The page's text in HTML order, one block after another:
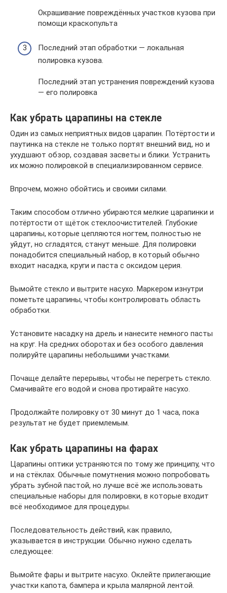
Окрашивание повреждённых участков кузова при
помощи краскопульта
Последний этап обработки — локальная
полировка кузова.
Последний этап устранения повреждений кузова
— его полировка
Как убрать царапины на стекле
Один из самых неприятных видов царапин. Потёртости и
паутинка на стекле не только портят внешний вид, но и
ухудшают обзор, создавая засветы и блики. Устранить
их можно полировкой в специализированном сервисе.
Впрочем, можно обойтись и своими силами.
Таким способом отлично убираются мелкие царапинки и
потёртости от щёток стеклоочистителей. Глубокие
царапины, которые цепляются ногтем, полностью не
уйдут, но сгладятся, станут меньше. Для полировки
понадобится специальный набор, в который обычно
входит насадка, круги и паста с оксидом церия.
Вымойте стекло и вытрите насухо. Маркером изнутри
пометьте царапины, чтобы контролировать область
обработки.
Установите насадку на дрель и нанесите немного пасты
на круг. На средних оборотах и без особого давления
полируйте царапины небольшими участками.
Почаще делайте перерывы, чтобы не перегреть стекло.
Смачивайте его водой и снова протирайте насухо.
Продолжайте полировку от 30 минут до 1 часа, пока
результат не будет приемлемым.
Как убрать царапины на фарах
Царапины оптики устраняются по тому же принципу, что
и на стёклах. Обычные помутнения можно попробовать
убрать зубной пастой, но лучше всё же использовать
специальные наборы для полировки, в которые входит
всё необходимое для процедуры.
Последовательность действий, как правило,
указывается в инструкции. Обычно нужно сделать
следующее:
Вымойте фары и вытрите насухо. Оклейте прилегающие
участки капота, бампера и крыла малярной лентой.